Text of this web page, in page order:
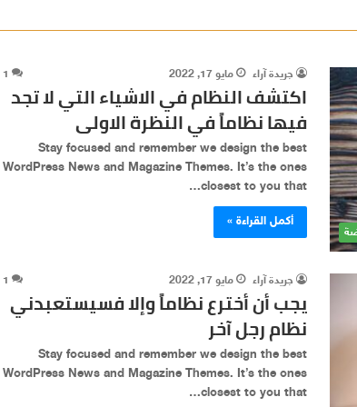
جريدة آراء مايو 17, 2022 1
اكتشف النظام في الاشياء التي لا تجد
فيها نظاماً في النظرة الاولى
Stay focused and remember we design the best
WordPress News and Magazine Themes. It’s the ones
closest to you that…
أكمل القراءة »
جريدة آراء مايو 17, 2022 1
يجب أن أخترع نظاماً وإلا فسيستعبدني
نظام رجل آخر
Stay focused and remember we design the best
WordPress News and Magazine Themes. It’s the ones
closest to you that…